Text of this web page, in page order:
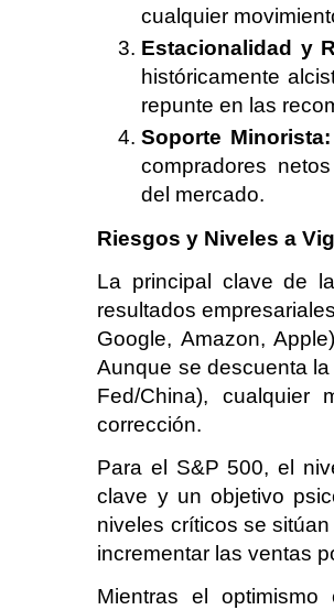
cualquier
Estacionalidad y
históricamente
repunte en las
Soporte Minorista:
compradores
del mercado.
Riesgos y Niveles a
La principal clave de
resultados
Google, Amazon,
Aunque se descuenta
Fed/China), cualquier
corrección.
Para el S&P 500, el
clave y un objetivo
niveles críticos se
incrementar las ventas
Mientras el